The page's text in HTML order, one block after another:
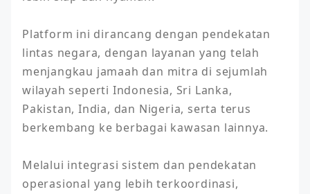
Platform ini dirancang dengan pendekatan
lintas negara, dengan layanan yang telah
menjangkau jamaah dan mitra di sejumlah
wilayah seperti Indonesia, Sri Lanka,
Pakistan, India, dan Nigeria, serta terus
berkembang ke berbagai kawasan lainnya.
Melalui integrasi sistem dan pendekatan
operasional yang lebih terkoordinasi,